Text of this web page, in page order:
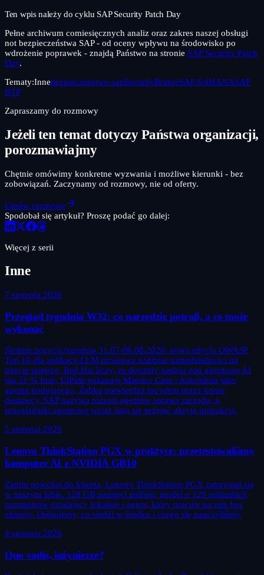
Ten wpis należy do cyklu SAP Security Patch Day
Pełne archiwum comiesięcznych analiz oraz zakres naszej obsługi
not bezpieczeństwa SAP - od oceny wpływu na środowisko po
wdrożenie poprawek - znajdą Państwo na stronie SAP Security Patch
Day.
Tematy:Innebezpieczenstwo-sapSecurityBridgeSAP S/4HANASAP
BTP
Zapraszamy do rozmowy
Jeżeli ten temat dotyczy Państwa organizacji,
porozmawiajmy
Chętnie omówimy konkretne wyzwania i możliwe kierunki - bez
zobowiązań. Zaczynamy od rozmowy, nie od oferty.
Umów rozmowę
Spodobał się artykuł? Proszę podać go dalej:
Więcej z serii
Inne
7 sierpnia 2026
Przegląd tygodnia W32: co narzędzie potrafi, a co może
wykonać
Siedem pozycji tygodnia 31.07-06.08.2026: nowa edycja OWASP
Top 10 dla aplikacji LLM przesuwa nadmiar samodzielności na
trzecie miejsce, Red Hat liczy, że dojrzały nadzór nad agentową AI
ma 31 % firm, UiPath pokazuje Maestro Case i Autopilota jako
agenta kodującego, Żabka potwierdza incydent przez konto
dostawcy, SAP nazywa rozrost agentów sprawą zarządu, a
przeglądarki agentowe wciąż dają się przejąć ukrytą instrukcją.
5 sierpnia 2026
Lenovo ThinkStation PGX w praktyce: przetestowaliśmy
komputer AI z NVIDIA GB10
Zanim pojechał do klienta, Lenovo ThinkStation PGX zatrzymał się
w naszym labie. 128 GB pamięci unified, model o 120 miliardach
parametrów działający lokalnie i agent, który pracuje na nim bez
chmury. Opisujemy, co siedzi w środku i czego się nauczyliśmy.
4 sierpnia 2026
Quo vadis, inżynierze?